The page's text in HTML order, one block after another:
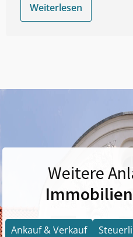
Weiterlesen
Weitere
Ankauf & Verkauf